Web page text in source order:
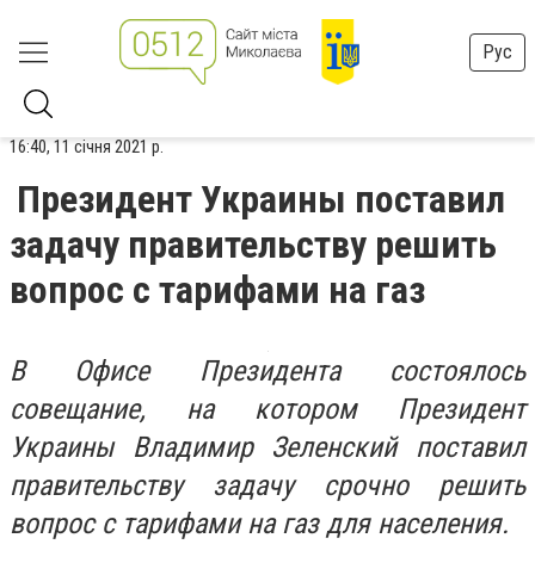
Рус
16:40, 11 січня 2021 р.
Президент Украины поставил
задачу правительству решить
вопрос с тарифами на газ
В Офисе Президента состоялось
совещание, на котором Президент
Украины Владимир Зеленский поставил
правительству задачу срочно решить
вопрос с тарифами на газ для населения.